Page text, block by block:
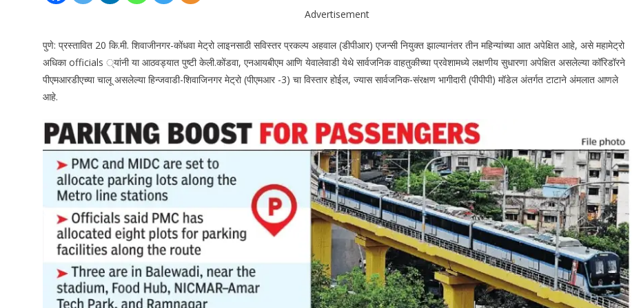
Advertisement
पुणे: प्रस्तावित 20 कि.मी. शिवाजीनगर-कोंधवा मेट्रो लाइनसाठी सविस्तर प्रकल्प अहवाल (डीपीआर) एजन्सी नियुक्त झाल्यानंतर तीन महिन्यांच्या आत अपेक्षित आहे, असे महामेट्रो
अधिका officials ्यांनी या आठवड्यात पुष्टी केली.कोंडवा, एनआयबीएम आणि येवालेवाडी येथे सार्वजनिक वाहतुकीच्या प्रवेशामध्ये लक्षणीय सुधारणा अपेक्षित असलेल्या कॉरिडॉरने
पीएमआरडीएच्या चालू असलेल्या हिन्जवाडी-शिवाजिनगर मेट्रो (पीएमआर -3) चा विस्तार होईल, ज्यास सार्वजनिक-संरक्षण भागीदारी (पीपीपी) मॉडेल अंतर्गत टाटाने अंमलात आणले
आहे.